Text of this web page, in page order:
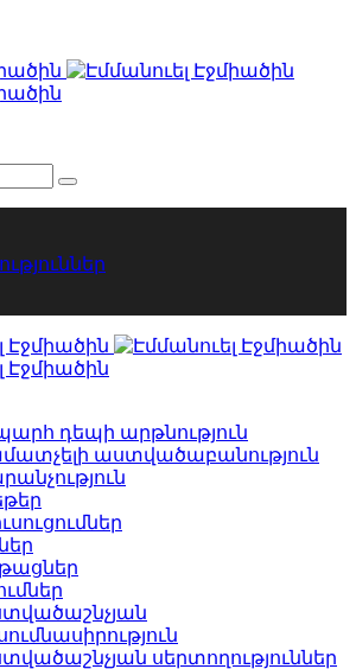
դեպի արթնություն
աստվածաբանություն
սերտողություններ